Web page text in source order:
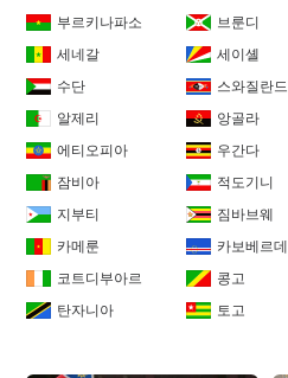
부르키나파소
브룬디
세네갈
세이셸
수단
스와질란드
알제리
앙골라
에티오피아
우간다
잠비아
적도기니
지부티
짐바브웨
카메룬
카보베르데
코트디부아르
콩고
탄자니아
토고